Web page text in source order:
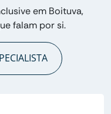
em Boituva,
falam por si.